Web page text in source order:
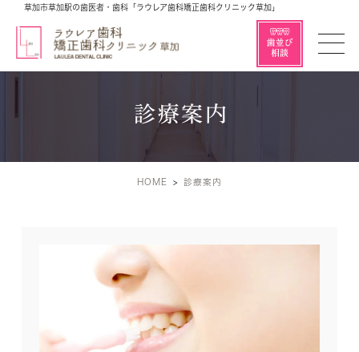
草加市草加駅の歯医者・歯科「ラウレア歯科矯正歯科クリニック草加」
診療案内
HOME 診療案内